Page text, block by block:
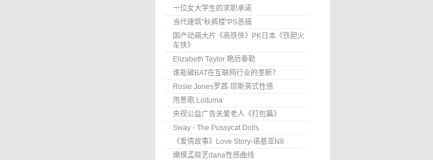
一位女大学生的求职承诺
当代建筑"秋裤楼"PS恶搞
国产动画大片《高铁侠》PK日本《铁胆火
车侠》
Elizabeth Taylor 艳后泰勒
谁能破BAT在互联网行业的垄断？
Rosie Jones罗茜·琼斯英式性感
甩葱歌 Loituma
央视公益广告关爱老人《打包篇》
Sway - The Pussycat Dolls
《爱情故事》Love Story-诺基亚N8
嫩模孟晓艺dana性感曲线